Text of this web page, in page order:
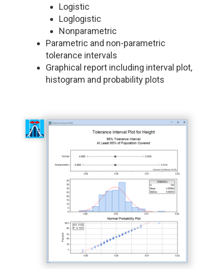
Logistic
Loglogistic
Nonparametric
Parametric and non-parametric
tolerance intervals
Graphical report including interval plot,
histogram and probability plots